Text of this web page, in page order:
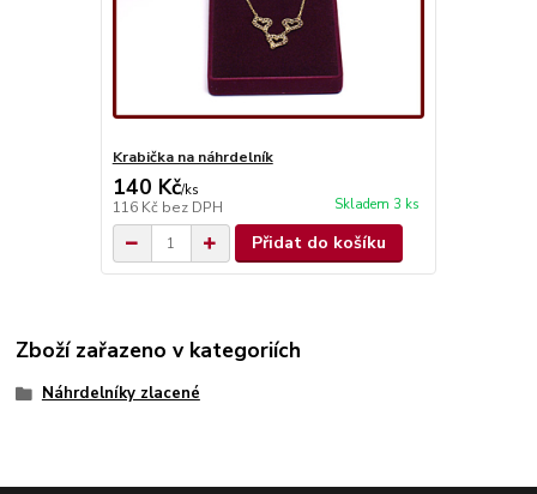
Krabička na náhrdelník
140 Kč/ks
116 Kč bez DPH Skladem 3 ks
Přidat do košíku
Zboží zařazeno v kategoriích
Náhrdelníky zlacené